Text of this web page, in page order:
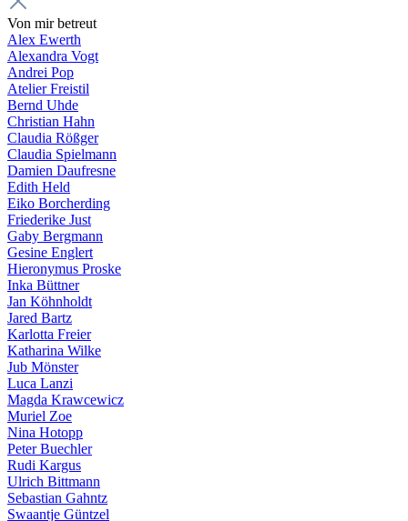
Von mir betreut
Alex Ewerth
Alexandra Vogt
Andrei Pop
Atelier Freistil
Bernd Uhde
Christian Hahn
Claudia Rößger
Claudia Spielmann
Damien Daufresne
Edith Held
Eiko Borcherding
Friederike Just
Gaby Bergmann
Gesine Englert
Hieronymus Proske
Inka Büttner
Jan Köhnholdt
Jared Bartz
Karlotta Freier
Katharina Wilke
Jub Mönster
Luca Lanzi
Magda Krawcewicz
Muriel Zoe
Nina Hotopp
Peter Buechler
Rudi Kargus
Ulrich Bittmann
Sebastian Gahntz
Swaantje Güntzel